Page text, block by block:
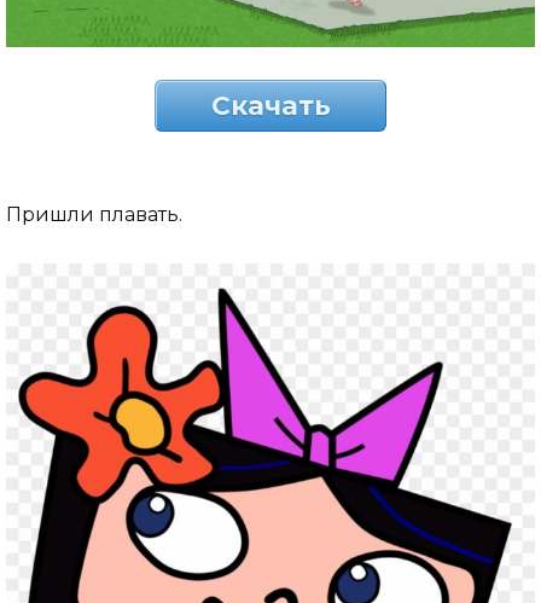
Скачать
Пришли плавать.